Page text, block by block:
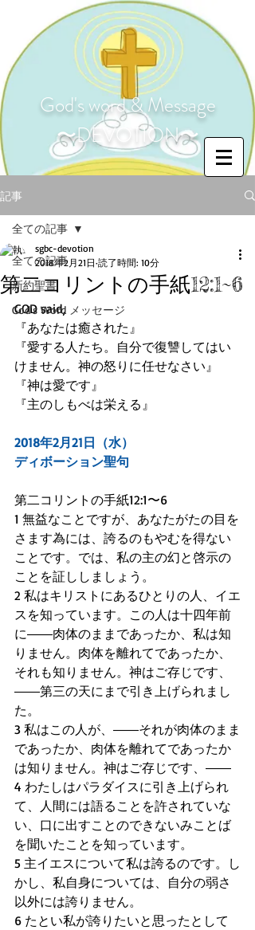
God's word & Message
〜DEVOTION〜
記事
全ての記事
新約聖書
God's Word メッセージ
全ての記事
第二コリントの手紙12:1~6
sgbc-devotion
2018年2月21日 読了時間: 10分
GOD said,
『あなたは癒された』
『愛する人たち。自分で復讐してはい
けません。神の怒りに任せなさい』
『神は愛です』
『主のしもべは栄える』
2018年2月21日（水）
ディボーション聖句
第二コリントの手紙12:1〜6
1 無益なことですが、あなたがたの目を
さます為には、誇るのもやむを得ない
ことです。では、私の主の幻と啓示の
ことを証ししましょう。
2 私はキリストにあるひとりの人、イエ
スを知っています。この人は十四年前
に――肉体のままであったか、私は知
りません。肉体を離れてであったか、
それも知りません。神はご存じです、
――第三の天にまで引き上げられまし
た。
3 私はこの人が、――それが肉体のまま
であったか、肉体を離れてであったか
は知りません。神はご存じです、――
4 わたしはパラダイスに引き上げられ
て、人間には語ることを許されていな
い、口に出すことのできないみことば
を聞いたことを知っています。
5 主イエスについて私は誇るのです。し
かし、私自身については、自分の弱さ
以外には誇りません。
6 たとい私が誇りたいと思ったとして